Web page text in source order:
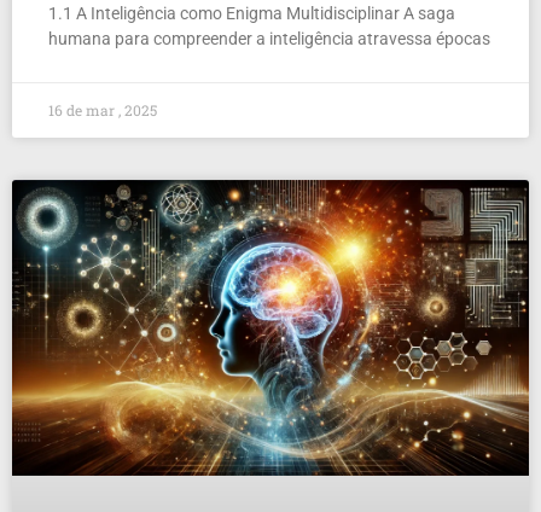
1.1 A Inteligência como Enigma Multidisciplinar A saga
humana para compreender a inteligência atravessa épocas
16 de mar , 2025